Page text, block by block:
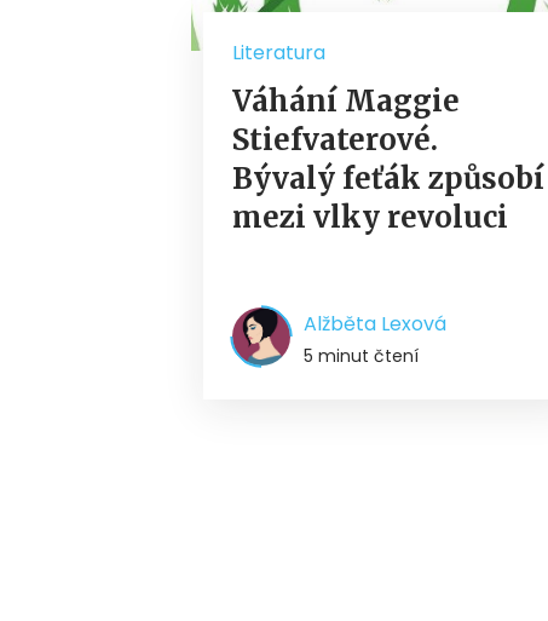
Literatura
Váhání Maggie
Stiefvaterové.
Bývalý feťák způsobí
mezi vlky revoluci
Alžběta Lexová
5 minut čtení